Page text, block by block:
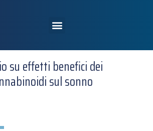
su effetti benefici dei
sul sonno